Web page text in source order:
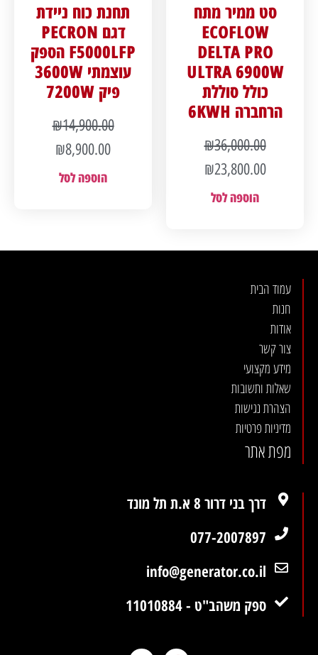
סט ממיר מתח
ECOFLOW
DELTA PRO
ULTRA 6900W
כולל סוללת
הרחברה 6KWH
₪36,000.00
₪23,800.00
הוספה לסל
תחנת כוח ניידת
דגם PECRON
F5000LFP הספק
עוצמתי 3600W
פיק 7200W
₪14,900.00
₪8,900.00
הוספה לסל
עמוד הבית
חנות
אודות
צור קשר
מידע מקצועי
שאלות ותשובות
הצהרת נגישות
מדיניות פרטיות
מפת אתר
דרך בני דרור 8 א.ת תל מונד
077-2007897
info@generator.co.il
ספק משהב"ט - 11010884